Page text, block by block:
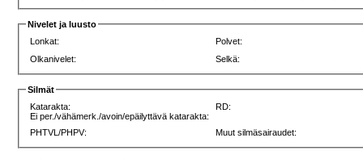
Nivelet ja luusto
Lonkat:
Polvet:
Olkanivelet:
Selkä:
Silmät
Katarakta:
Ei per./vähämerk./avoin/epäilyttävä katarakta:
RD:
PHTVL/PHPV: Muut silmäsairaudet: